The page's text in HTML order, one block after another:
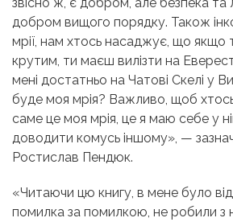
добром вищого порядку. Також
мрії, нам хтось насаджує, що якщо
крутим, ти маєш вилізти на
мені достатньо на Чатові Скелі у
буде моя мрія? Важливо, щоб
саме це моя мрія, це я маю себе у
доводити комусь іншому», —
Ростислав Пендюк.
«Читаючи цю книгу, в мене було
помилка за помилкою, не робили з